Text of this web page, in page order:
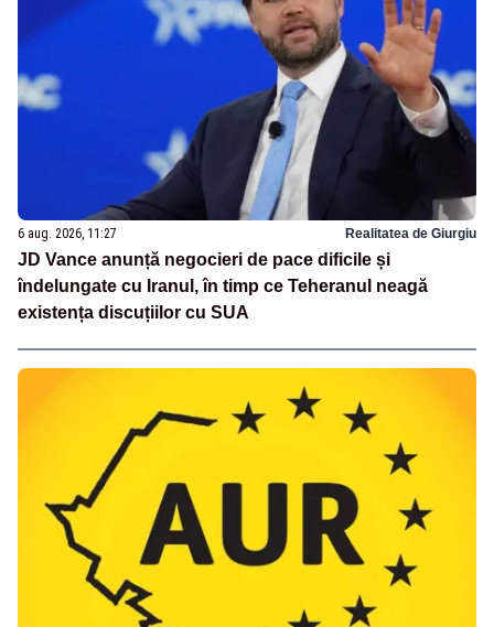
6 aug. 2026, 11:27 Realitatea de Giurgiu
JD Vance anunță negocieri de pace dificile și
îndelungate cu Iranul, în timp ce Teheranul neagă
existența discuțiilor cu SUA